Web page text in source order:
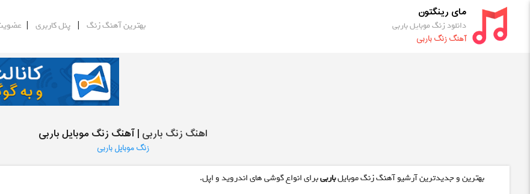
مای رینگتون
دانلود زنگ موبایل باربی
آهنگ زنگ باربی
بهترین آهنگ زنگ |پنل کاربری |
اهنگ زنگ باربی | آهنگ زنگ موبایل باربی
زنگ موبایل باربی
بهترین و جدیدترین آرشیو آهنگ زنگ موبایلباربیبرای انواع گوشی های اندروید و اپل.